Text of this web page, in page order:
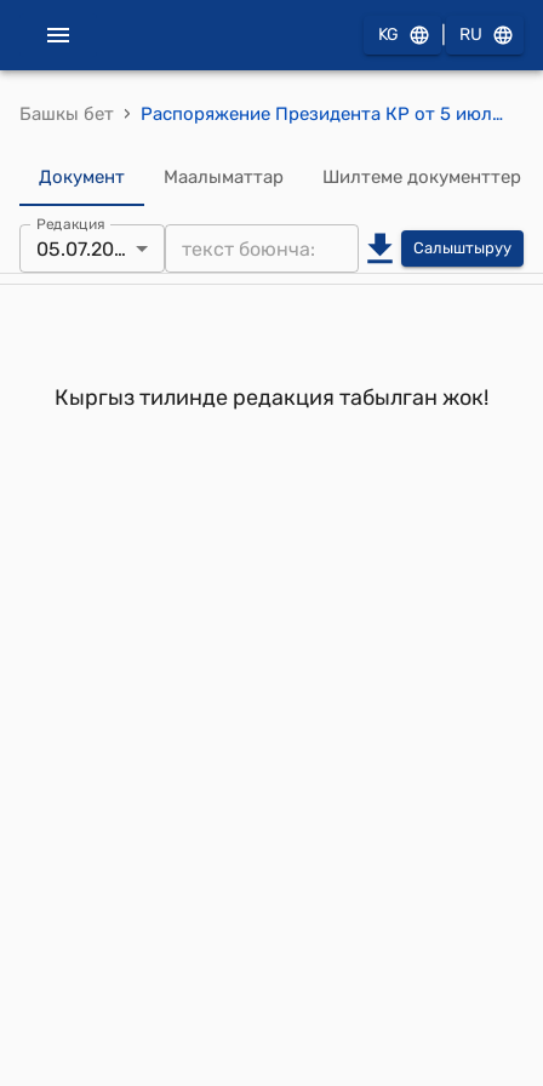
KG RU
Башкы бет › Распоряжение Президента КР от 5 июля 2001 года РП N 206 "О Токтосунове Т."
Документ Маалыматтар Шилтеме документтер
Редакция
05.07.2001 Салыштыруу
Кыргыз тилинде редакция табылган жок!